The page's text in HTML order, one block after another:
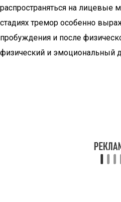
распространяться на
стадиях тремор особенно
пробуждения и после
физический и эмоциональный